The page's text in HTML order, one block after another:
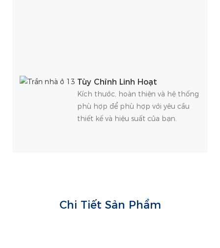
Tùy Chỉnh Linh Hoạt
Kích thước, hoàn thiện và hệ thống
phù hợp để phù hợp với yêu cầu
thiết kế và hiệu suất của bạn.
Chi Tiết Sản Phẩm